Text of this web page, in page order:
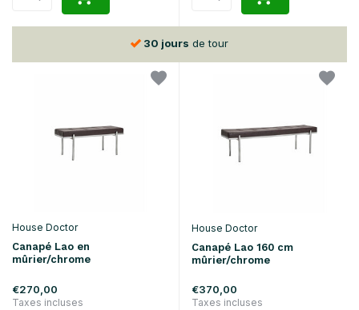
30 jours de tour
House Doctor
Canapé Lao en
mûrier/chrome
€270,00
Taxes incluses
House Doctor
Canapé Lao 160 cm
mûrier/chrome
€370,00
Taxes incluses